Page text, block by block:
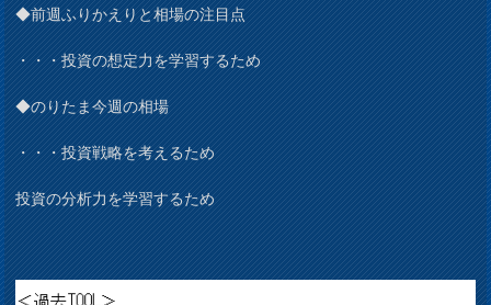
◆前週ふりかえりと相場の注目点
・・・投資の想定力を学習するため
◆のりたま今週の相場
・・・投資戦略を考えるため
投資の分析力を学習するため